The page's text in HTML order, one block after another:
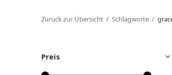
Zurück zur Übersicht Schlagworte
Preis